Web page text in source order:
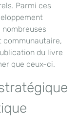
Parmi ces
communautaire,
du livre
que ceux-ci.